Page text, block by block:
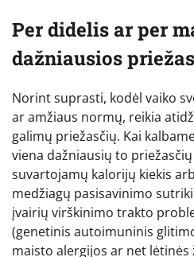
Per didelis ar per
dažniausios
Norint suprasti, kodėl vaiko
ar amžiaus normų, reikia
galimų priežasčių. Kai
viena dažniausių to
suvartojamų kalorijų kiekis
medžiagų pasisavinimo
įvairių virškinimo trakto
(genetinis autoimuninis
maisto alergijos ar net